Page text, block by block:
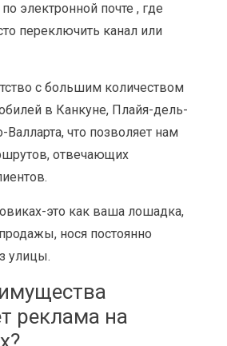
электронной почте , где
переключить канал или
с большим количеством
в Канкуне, Плайя-дель-
что позволяет нам
отвечающих
это как ваша лошадка,
нося постоянно
улицы.
реклама на